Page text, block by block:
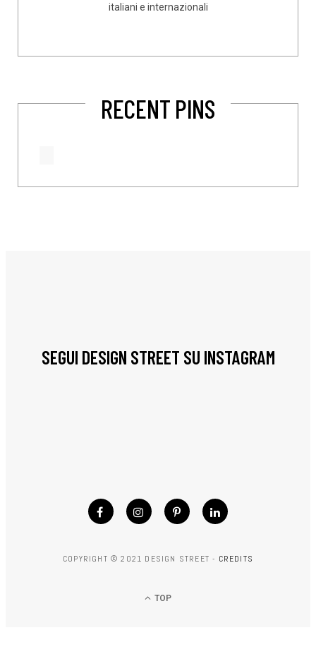
italiani e internazionali
RECENT PINS
SEGUI DESIGN STREET SU INSTAGRAM
COPYRIGHT © 2021 DESIGN STREET - CREDITS
TOP